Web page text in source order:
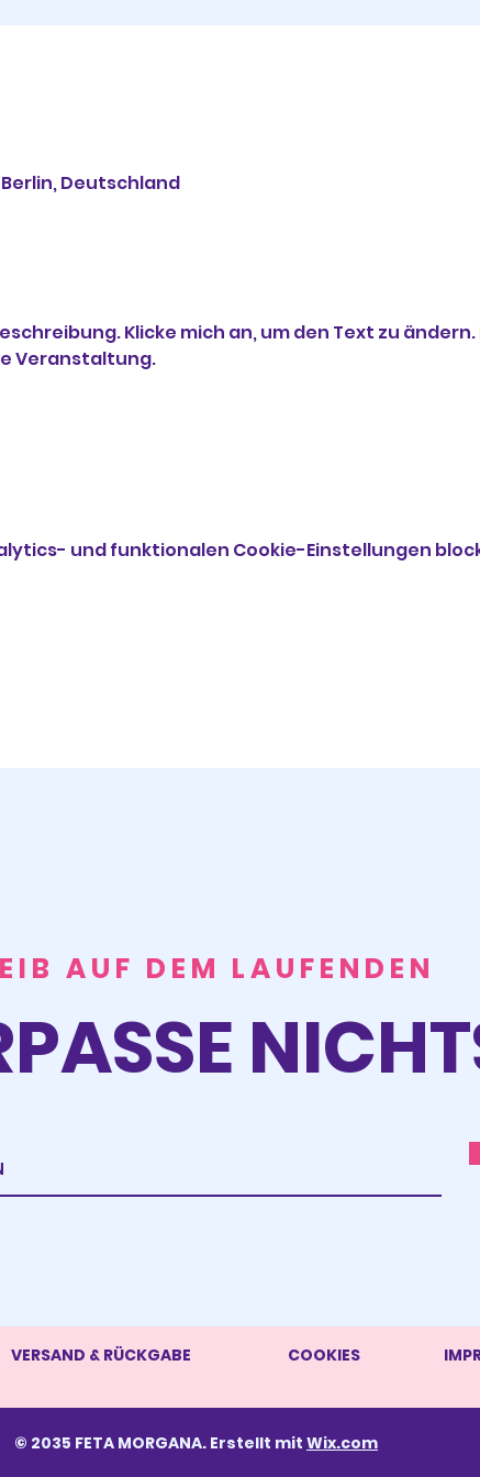
Berlin, Deutschland
Klicke mich an, um den Text zu
Veranstaltung.
und funktionalen Cookie-Einstellungen
VERSAND & RÜCKGABE COOKIES
AUF DEM LAUFENDEN
© 2035 FETA MORGANA. Erstellt mit Wix.com